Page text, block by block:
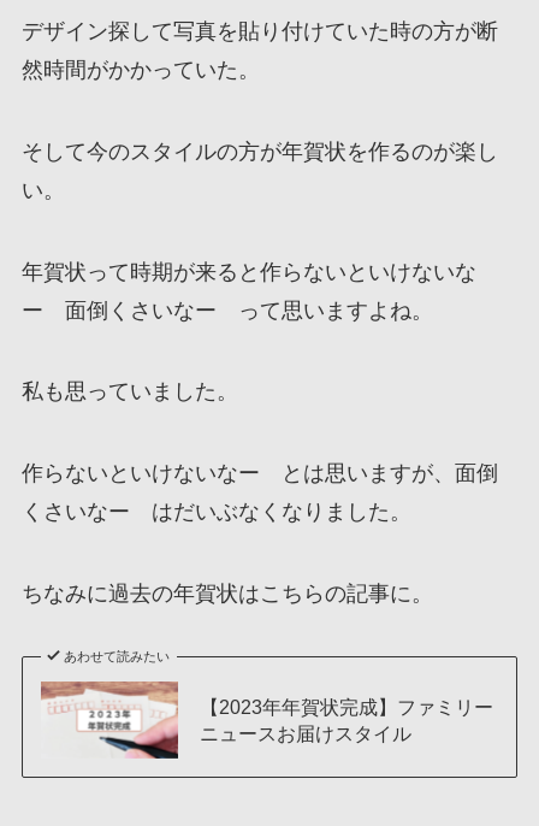
デザイン探して写真を貼り付けていた時の方が断
然時間がかかっていた。
そして今のスタイルの方が年賀状を作るのが楽し
い。
年賀状って時期が来ると作らないといけないな
ー 面倒くさいなー って思いますよね。
私も思っていました。
作らないといけないなー とは思いますが、面倒
くさいなー はだいぶなくなりました。
ちなみに過去の年賀状はこちらの記事に。
あわせて読みたい
【2023年年賀状完成】ファミリー
ニュースお届けスタイル